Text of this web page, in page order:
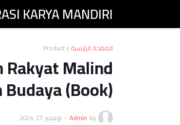
KARYA MANDIRI
الصفحة الرئيسية Product
Rakyat Malind
(Book)
by
Admin
- نوفمبر 27, 2024